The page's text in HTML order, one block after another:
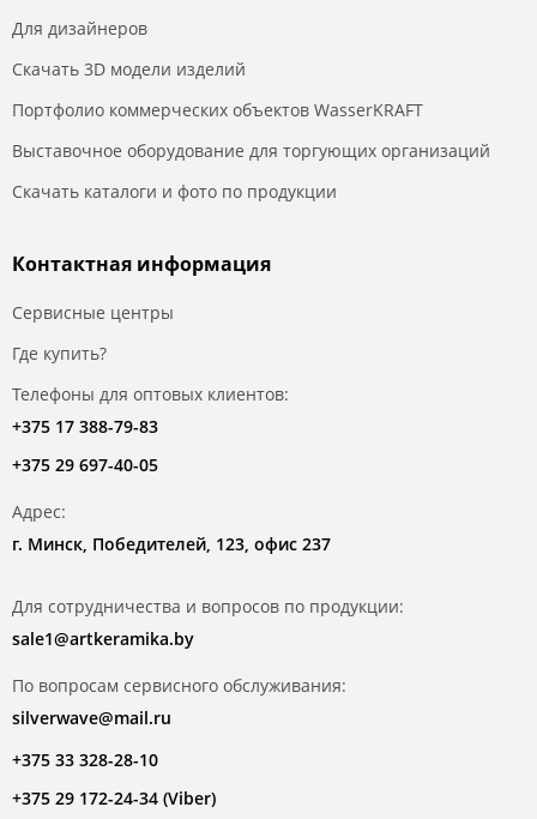
Для дизайнеров
Скачать 3D модели изделий
Портфолио коммерческих объектов WasserKRAFT
Выставочное оборудование для торгующих организаций
Скачать каталоги и фото по продукции
Контактная информация
Сервисные центры
Где купить?
Телефоны для оптовых клиентов:
+375 17 388-79-83
+375 29 697-40-05
Адрес:
г. Минск, Победителей, 123, офис 237
Для сотрудничества и вопросов по продукции:
sale1@artkeramika.by
По вопросам сервисного обслуживания:
silverwave@mail.ru
+375 33 328-28-10
+375 29 172-24-34 (Viber)